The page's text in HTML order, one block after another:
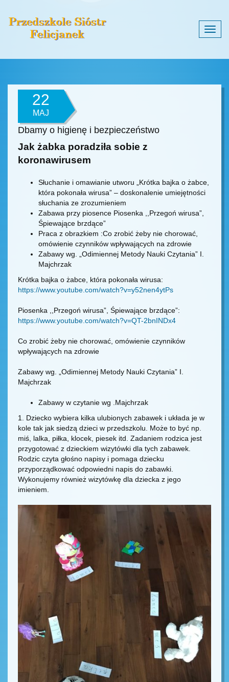
22
MAJ
Dbamy o higienę i bezpieczeństwo
Jak żabka poradziła sobie z
koronawirusem
Słuchanie i omawianie utworu „Krótka bajka o żabce,
która pokonała wirusa” – doskonalenie umiejętności
słuchania ze zrozumieniem
Zabawa przy piosence Piosenka ,,Przegoń wirusa”,
Śpiewające brzdące”
Praca z obrazkiem :Co zrobić żeby nie chorować,
omówienie czynników wpływających na zdrowie
Zabawy wg. „Odimiennej Metody Nauki Czytania” I.
Majchrzak
Krótka bajka o żabce, która pokonała wirusa:
https://www.youtube.com/watch?v=y52nen4ytPs
Piosenka ,,Przegoń wirusa”, Śpiewające brzdące”:
https://www.youtube.com/watch?v=QT-2bnINDx4
Co zrobić żeby nie chorować, omówienie czynników
wpływających na zdrowie
Zabawy wg. „Odimiennej Metody Nauki Czytania” I.
Majchrzak
Zabawy w czytanie wg .Majchrzak
1. Dziecko wybiera kilka ulubionych zabawek i układa je w
kole tak jak siedzą dzieci w przedszkolu. Może to być np.
miś, lalka, piłka, klocek, piesek itd. Zadaniem rodzica jest
przygotować z dzieckiem wizytówki dla tych zabawek.
Rodzic czyta głośno napisy i pomaga dziecku
przyporządkować odpowiedni napis do zabawki.
Wykonujemy również wizytówkę dla dziecka z jego
imieniem.